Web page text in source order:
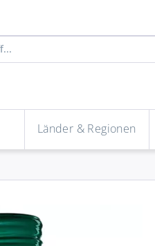
Länder & Regionen